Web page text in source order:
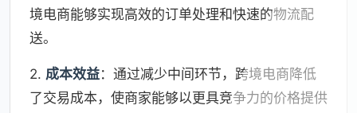
境电商能够实现高效的订单处理和快速的物流配
送。
2. 成本效益：通过减少中间环节，跨境电商降低
了交易成本，使商家能够以更具竞争力的价格提供